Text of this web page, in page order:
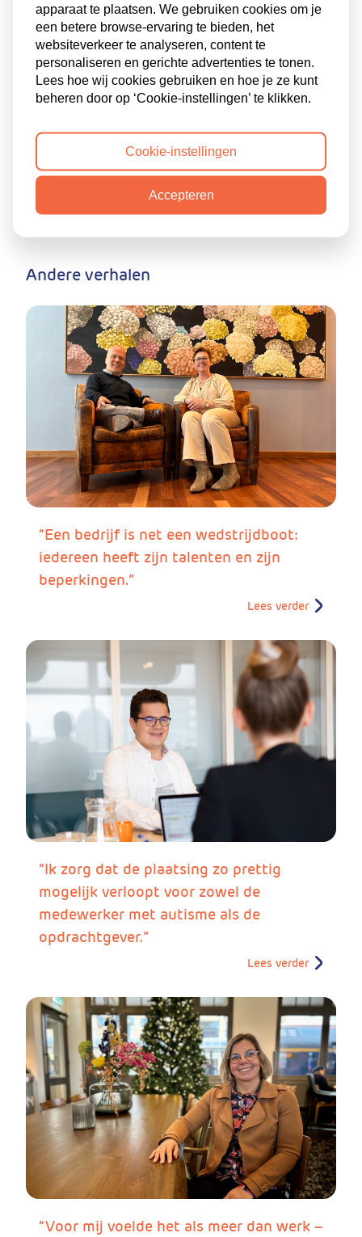
AutiTalent is dé verbinder voor organisaties en mensen
met autisme. Wil jij net als Mariëlle een medewerker met
autisme in je team? Of ben je eerst benieuwd naar de
begeleiding en diensten die wij bieden? Neem contact op
Neem contact op
Andere verhalen
“Een bedrijf is net een wedstrijdboot:
iedereen heeft zijn talenten en zijn
beperkingen.”
Lees verder
“Ik zorg dat de plaatsing zo prettig
mogelijk verloopt voor zowel de
medewerker met autisme als de
opdrachtgever.”
Lees verder
“Voor mij voelde het als meer dan werk –
apparaat te plaatsen. We gebruiken cookies om je
een betere browse-ervaring te bieden, het
websiteverkeer te analyseren, content te
personaliseren en gerichte advertenties te tonen.
Lees hoe wij cookies gebruiken en hoe je ze kunt
beheren door op ‘Cookie-instellingen’ te klikken.
Cookie-instellingen
Accepteren